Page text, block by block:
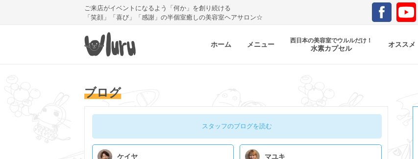
ご来店がイベントになるよう「何か」を創り続ける
「笑顔」「喜び」「感謝」の半個室癒しの美容室ヘアサロン☆
ホーム メニュー 西日本の美容室でウルルだけ！
水素カプセル オススメ
ブログ
スタッフのブログを読む
ケイヤ マユキ